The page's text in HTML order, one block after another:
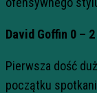
David Goffin 0 –
Pierwsza dość
początku